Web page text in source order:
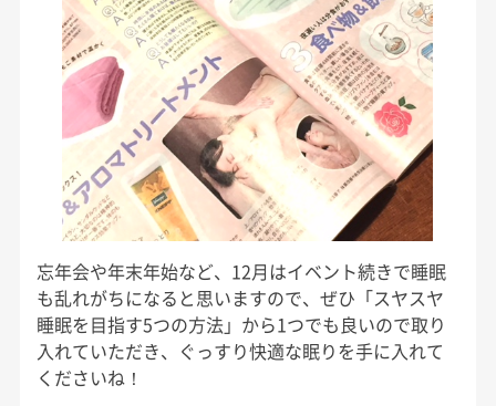
忘年会や年末年始など、12月はイベント続きで睡眠
も乱れがちになると思いますので、ぜひ「スヤスヤ
睡眠を目指す5つの方法」から1つでも良いので取り
入れていただき、ぐっすり快適な眠りを手に入れて
くださいね！